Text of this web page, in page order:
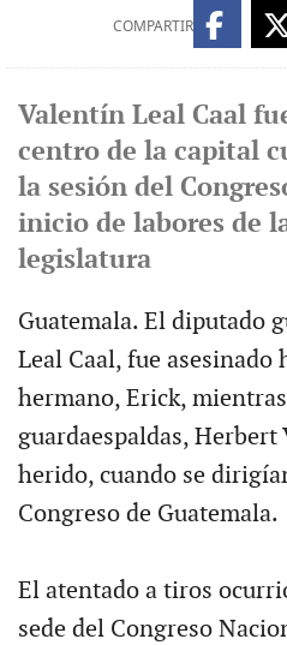
COMPARTIR
Valentín Leal Caal
centro de la capital
la sesión del
inicio de labores de
legislatura
Guatemala. El diputado
Leal Caal, fue asesinado
hermano, Erick,
guardaespaldas, Herbert
herido, cuando se
Congreso de Guatemala.
El atentado a tiros
sede del Congreso